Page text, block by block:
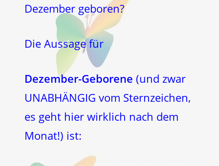
Dezember geboren?
Die Aussage für
Dezember-Geborene (und zwar
UNABHÄNGIG vom Sternzeichen,
es geht hier wirklich nach dem
Monat!) ist: